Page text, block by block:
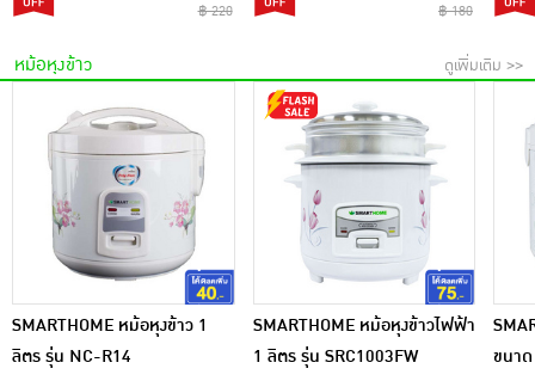
฿ 220
฿ 180
หม้อหุงข้าว ดูเพิ่มเติม >>
SMARTHOME หม้อหุงข้าว 1
ลิตร รุ่น NC-R14
SMARTHOME หม้อหุงข้าวไฟฟ้า
1 ลิตร รุ่น SRC1003FW
ขนา